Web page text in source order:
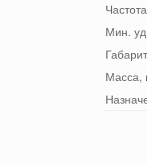
Мин.
Масса,